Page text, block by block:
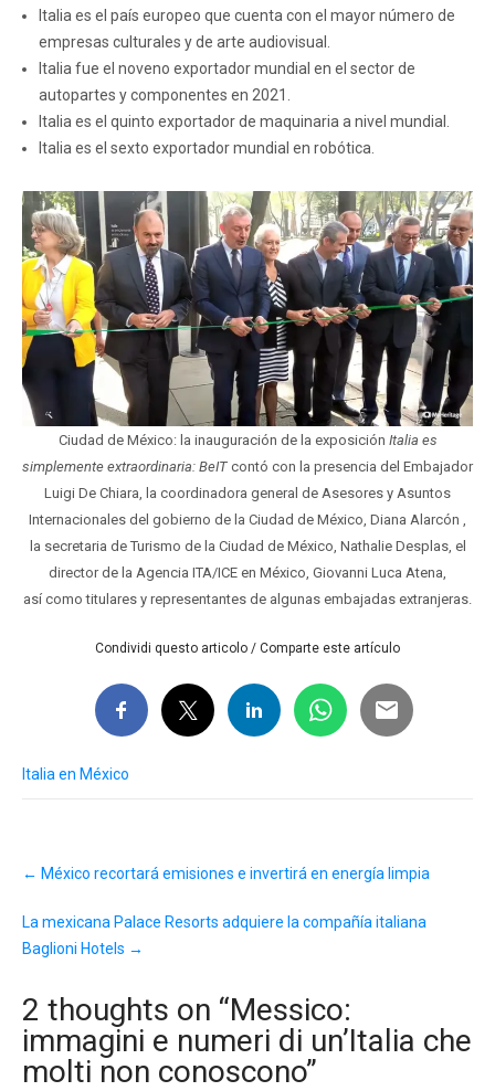
Italia es el país europeo que cuenta con el mayor número de
empresas culturales y de arte audiovisual.
Italia fue el noveno exportador mundial en el sector de
autopartes y componentes en 2021.
Italia es el quinto exportador de maquinaria a nivel mundial.
Italia es el sexto exportador mundial en robótica.
Ciudad de México: la inauguración de la exposición Italia es
simplemente extraordinaria: BeIT contó con la presencia del Embajador
Luigi De Chiara, la coordinadora general de Asesores y Asuntos
Internacionales del gobierno de la Ciudad de México, Diana Alarcón ,
la secretaria de Turismo de la Ciudad de México, Nathalie Desplas, el
director de la Agencia ITA/ICE en México, Giovanni Luca Atena,
así como titulares y representantes de algunas embajadas extranjeras.
Condividi questo articolo / Comparte este artículo
Italia en México
navigation
← México recortará emisiones e invertirá en energía limpia
La mexicana Palace Resorts adquiere la compañía italiana
Baglioni Hotels →
2 thoughts on “Messico:
immagini e numeri di un’Italia che
molti non conoscono”